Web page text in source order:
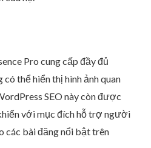
Pro cung cấp đầy đủ
thể hiển thị hình ảnh quan
SEO này còn được
với mục đích hỗ trợ người
các bài đăng nổi bật trên